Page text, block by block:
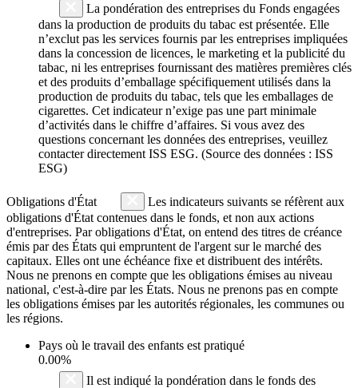
La pondération des entreprises du Fonds engagées
dans la production de produits du tabac est présentée. Elle
n’exclut pas les services fournis par les entreprises impliquées
dans la concession de licences, le marketing et la publicité du
tabac, ni les entreprises fournissant des matières premières clés
et des produits d’emballage spécifiquement utilisés dans la
production de produits du tabac, tels que les emballages de
cigarettes. Cet indicateur n’exige pas une part minimale
d’activités dans le chiffre d’affaires. Si vous avez des
questions concernant les données des entreprises, veuillez
contacter directement ISS ESG. (Source des données : ISS
ESG)
Obligations d'État
Les indicateurs suivants se réfèrent aux
obligations d'État contenues dans le fonds, et non aux actions
d'entreprises. Par obligations d'État, on entend des titres de créance
émis par des États qui empruntent de l'argent sur le marché des
capitaux. Elles ont une échéance fixe et distribuent des intérêts.
Nous ne prenons en compte que les obligations émises au niveau
national, c'est-à-dire par les États. Nous ne prenons pas en compte
les obligations émises par les autorités régionales, les communes ou
les régions.
Pays où le travail des enfants est pratiqué
0.00%
Il est indiqué la pondération dans le fonds des